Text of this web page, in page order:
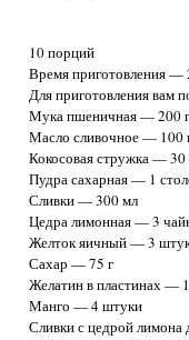
10 порций
Время приготовления —
Для приготовления вам
Мука пшеничная — 200 г
Масло сливочное — 100
Кокосовая стружка — 30
Пудра сахарная — 1
Сливки — 300 мл
Цедра лимонная — 3
Желток яичный — 3
Сахар — 75 г
Желатин в пластинах —
Манго — 4 штуки
Сливки с цедрой лимона